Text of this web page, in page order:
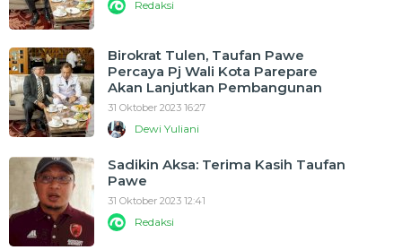
Redaksi
Birokrat Tulen, Taufan Pawe
Percaya Pj Wali Kota Parepare
Akan Lanjutkan Pembangunan
31 Oktober 2023 16:27
Dewi Yuliani
Sadikin Aksa: Terima Kasih Taufan
Pawe
31 Oktober 2023 12:41
Redaksi